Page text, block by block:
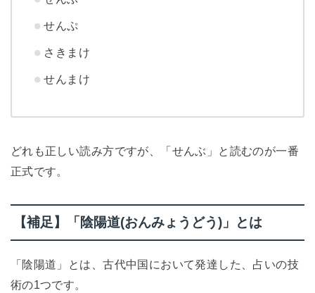
せんぷ
さきまけ
せんまけ
どれも正しい読み方ですが、「せんぶ」と読むのが一番
正式です。
【補足】「陰陽道(おんみょうどう)」とは
「陰陽道」とは、古代中国において発達した、占いの技
術の1つです。